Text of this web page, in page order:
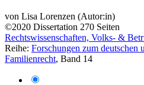
von Lisa Lorenzen (Autor:in)
©2020 Dissertation 270 Seiten
Rechtswissenschaften, Volks- &
Reihe: Forschungen zum deutschen
Familienrecht, Band 14